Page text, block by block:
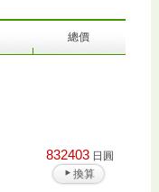
總價
832403 日圓
換算